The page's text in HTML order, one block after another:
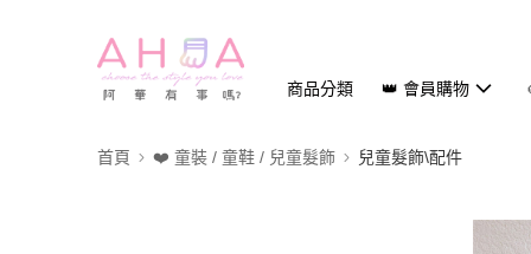
商品分類 👑 會員購物
首頁 ❤️ 童裝 / 童鞋 / 兒童髮飾 兒童髮飾\配件